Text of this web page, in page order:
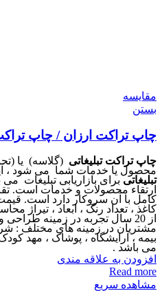
مقایسه
بستن
چاپ تراکت ارزان / چاپ
چاپ تراکت تبلیغاتی (گلاسه) یا
محصول یا خدمات شما می شود ،
تبلیغاتیبرای بازاریابی تبلیغات
ارتقاء محصولات و خدمات است.
کامل با آن سروکار دارد است.
کاغذ ، تعداد رنگ ، ابعاد ، تیراژ
از 20 سال تجربه در زمینه
مشتریان در زمینه های مختلف :
بیمه ، آرایشگاه ، پوشاک ، مهد
می باشد .
افزودن به علاقه مندی
Read more
مشاهده سریع